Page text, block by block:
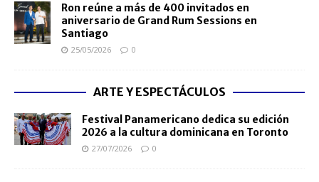
Ron reúne a más de 400 invitados en
aniversario de Grand Rum Sessions en
Santiago
25/05/2026 0
ARTE Y ESPECTÁCULOS
Festival Panamericano dedica su edición
2026 a la cultura dominicana en Toronto
27/07/2026 0